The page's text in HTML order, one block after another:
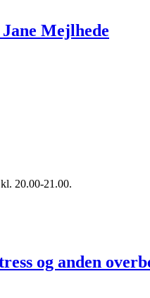
Mejlhede
20.00-21.00.
og anden